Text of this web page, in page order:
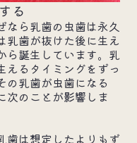
る
なら乳歯の虫歯は永久
乳歯が抜けた後に生え
ら誕生しています。乳
えるタイミングをずっ
の乳歯が虫歯になる
次のことが影響しま
歯は想定したよりもず